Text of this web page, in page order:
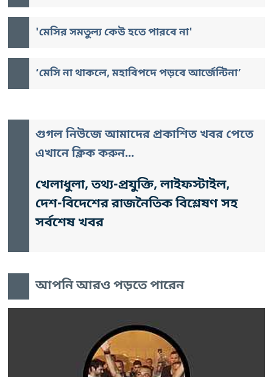
'মেসির সমতুল্য কেউ হতে পারবে না'
‘মেসি না থাকলে, মহাবিপদে পড়বে আর্জেন্টিনা’
গুগল নিউজে আমাদের প্রকাশিত খবর পেতে
এখানে ক্লিক করুন...
খেলাধুলা, তথ্য-প্রযুক্তি, লাইফস্টাইল,
দেশ-বিদেশের রাজনৈতিক বিশ্লেষণ সহ
সর্বশেষ খবর
আপনি আরও পড়তে পারেন